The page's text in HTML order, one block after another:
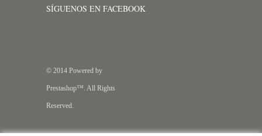
SÍGUENOS EN FACEBOOK
© 2014 Powered by
Prestashop™. All Rights
Reserved.